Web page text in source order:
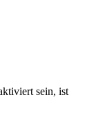
sein, ist